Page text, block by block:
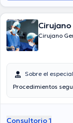
Cirujano
Sobre el
Procedimientos
Consultorio 1